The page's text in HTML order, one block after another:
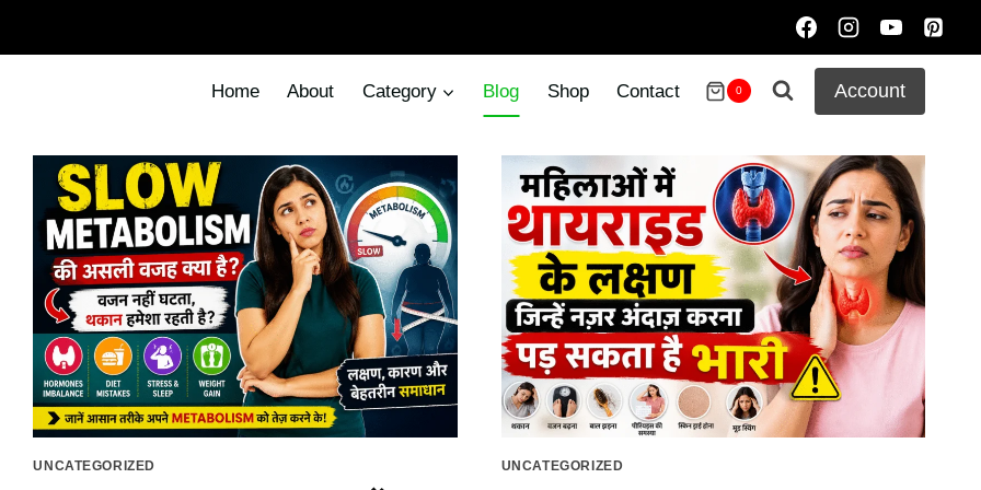
Home About Category Blog Shop Contact 0 Account
UNCATEGORIZED UNCATEGORIZED